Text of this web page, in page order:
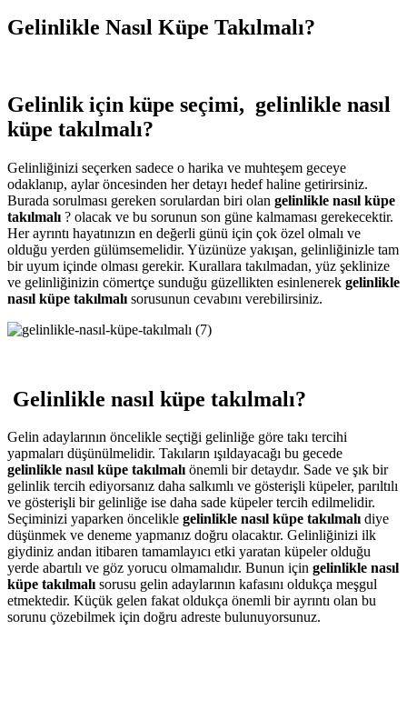
Gelinlikle Nasıl Küpe Takılmalı?
Gelinlik için küpe seçimi, gelinlikle nasıl
küpe takılmalı?
Gelinliğinizi seçerken sadece o harika ve muhteşem geceye
odaklanıp, aylar öncesinden her detayı hedef haline getirirsiniz.
Burada sorulması gereken sorulardan biri olan gelinlikle nasıl küpe
takılmalı ? olacak ve bu sorunun son güne kalmaması gerekecektir.
Her ayrıntı hayatınızın en değerli günü için çok özel olmalı ve
olduğu yerden gülümsemelidir. Yüzünüze yakışan, gelinliğinizle tam
bir uyum içinde olması gerekir. Kurallara takılmadan, yüz şeklinize
ve gelinliğinizin cömertçe sunduğu güzellikten esinlenerek gelinlikle
nasıl küpe takılmalı sorusunun cevabını verebilirsiniz.
Gelinlikle nasıl küpe takılmalı?
Gelin adaylarının öncelikle seçtiği gelinliğe göre takı tercihi
yapmaları düşünülmelidir. Takıların ışıldayacağı bu gecede
gelinlikle nasıl küpe takılmalıönemli bir detaydır. Sade ve şık bir
gelinlik tercih ediyorsanız daha salkımlı ve gösterişli küpeler, parıltılı
ve gösterişli bir gelinliğe ise daha sade küpeler tercih edilmelidir.
Seçiminizi yaparken öncelikle gelinlikle nasıl küpe takılmalıdiye
düşünmek ve deneme yapmanız doğru olacaktır. Gelinliğinizi ilk
giydiniz andan itibaren tamamlayıcı etki yaratan küpeler olduğu
yerde abartılı ve göz yorucu olmamalıdır. Bunun için gelinlikle nasıl
küpe takılmalısorusu gelin adaylarının kafasını oldukça meşgul
etmektedir. Küçük gelen fakat oldukça önemli bir ayrıntı olan bu
sorunu çözebilmek için doğru adreste bulunuyorsunuz.